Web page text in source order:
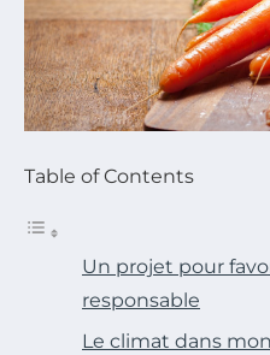
Table of Contents
Un projet pour
responsable
Le climat dans